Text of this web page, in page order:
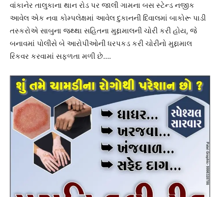
વાંકાનેર તાલુકાના થાન રોડ પર જાલી ગામના બસ સ્ટેન્ડ નજીક
આવેલ એક નવા કોમ્પલેક્ષમાં આવેલ દુકાનની દિવાલમાં બાકોરૂ પાડી
તસ્કરોએ સાબુના જથ્થા સહિતના મુદ્દામાલની ચોરી કરી હોય, જે
બનાવમાં પોલીસે બે આરોપીઓની ધરપકડ કરી ચોરીનો મુદ્દામાલ
રિકવર કરવામાં સફળતા મળી છે….